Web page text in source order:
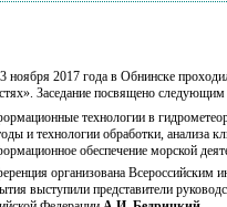
ноября 2017 года в Обнинске
Заседание посвящено
технологии в
и технологии обработки, анализа
обеспечение морской
организована
выступили представители